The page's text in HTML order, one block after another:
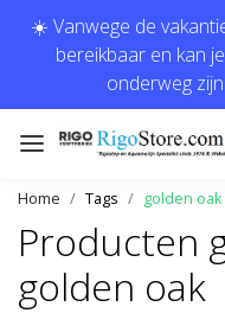
☀️ Vanwege de
bereikbaar en kan
onderweg
Home Tags golden oak
Producten
golden oak